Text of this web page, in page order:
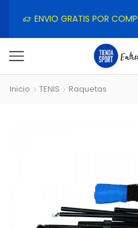
ENVIO GRATIS POR
Inicio TENIS Raquetas